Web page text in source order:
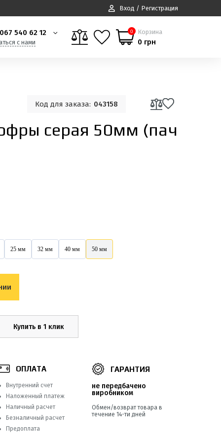
Вход / Регистрация
540 62 12
с нами
0 Корзина
0 грн
Код для заказа: 043158
серая 50мм (пач
25 мм 32 мм 40 мм 50 мм
Купить в 1 клик
ОПЛАТА
Внутренний счет
Наложенный платеж
Наличный расчет
Безналичный расчет
Предоплата
ГАРАНТИЯ
не передбачено
виробником
Обмен/возврат товара в
течение 14-ти дней